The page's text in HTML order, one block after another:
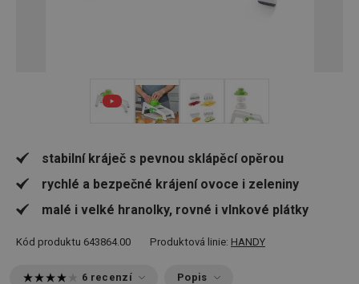
stabilní kráječ s pevnou sklápěcí opěrou
rychlé a bezpečné krájení ovoce i zeleniny
malé i velké hranolky, rovné i vlnkové plátky
Kód produktu 643864.00 Produktová linie: HANDY
6 recenzí Popis